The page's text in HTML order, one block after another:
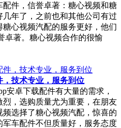
件，信誉卓著：糖心视频和糖
年了，之前也和其他公司有过
糖心视频汽配的服务更好，他们
卓著。糖心视频合作的很愉
技术专业，服务到位
卓下载配件有大量的需求，
，选购质量尤为重要，在朋友
频选择了糖心视频汽配，惊喜的
军车配件不但质量好，服务态度